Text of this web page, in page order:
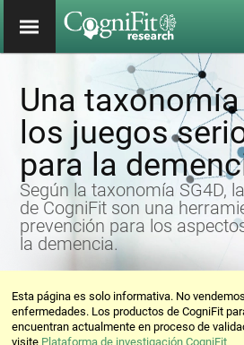
Una
los juegos
para la
Según la taxonomía SG4D,
de CogniFit son una
prevención para los
la demencia.
Esta página es solo informativa. No
enfermedades. Los productos de CogniFit
encuentran actualmente en proceso de
visite Plataforma de investigación CogniFit